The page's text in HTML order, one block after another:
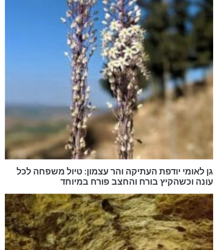
גן לאומי יודפת העתיקה והר עצמון: טיול משפחה לכל
עונה וכשהקיץ בורח והחצב פורח במיוחד